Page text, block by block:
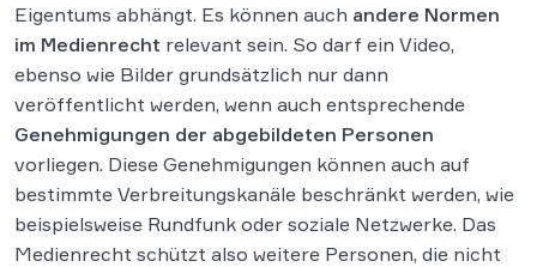
Eigentums abhängt. Es können auch andere Normen
im Medienrecht relevant sein. So darf ein Video,
ebenso wie Bilder grundsätzlich nur dann
veröffentlicht werden, wenn auch entsprechende
Genehmigungen der abgebildeten Personen
vorliegen. Diese Genehmigungen können auch auf
bestimmte Verbreitungskanäle beschränkt werden, wie
beispielsweise Rundfunk oder soziale Netzwerke. Das
Medienrecht schützt also weitere Personen, die nicht